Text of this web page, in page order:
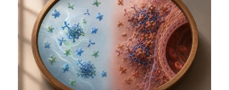
اردو
मराठी
తెలుగు
தமிழ்
ગુજરાતી